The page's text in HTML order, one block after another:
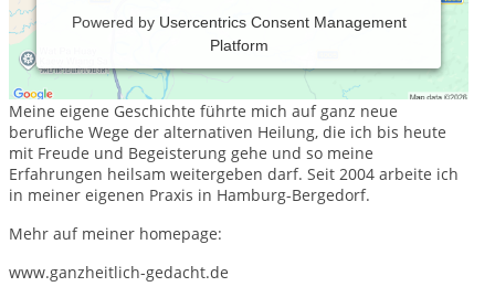
Powered by Usercentrics Consent Management
Platform
Ich bin gelernte Bankkauffrau und habe in der Bank 14 Jahre
Berufserfahrung gesammelt.
Meine eigene Geschichte führte mich auf ganz neue
berufliche Wege der alternativen Heilung, die ich bis heute
mit Freude und Begeisterung gehe und so meine
Erfahrungen heilsam weitergeben darf. Seit 2004 arbeite ich
in meiner eigenen Praxis in Hamburg-Bergedorf.
Mehr auf meiner homepage:
www.ganzheitlich-gedacht.de